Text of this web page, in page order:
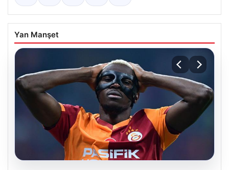
Yan Manşet